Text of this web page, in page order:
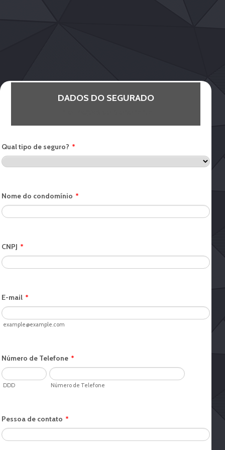
DADOS DO SEGURADO
Qual tipo de seguro? *
Nome do condomínio *
CNPJ *
E-mail *
example@example.com
Número de Telefone *
DDD Número de Telefone
Pessoa de contato *